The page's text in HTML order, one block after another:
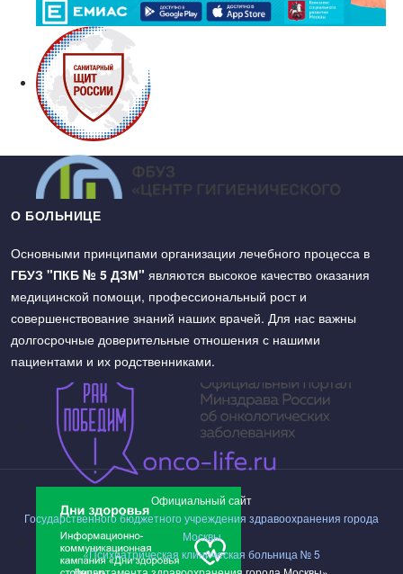
О БОЛЬНИЦЕ
Основными принципами организации лечебного процесса в
ГБУЗ "ПКБ № 5 ДЗМ" являются высокое качество оказания
медицинской помощи, профессиональный рост и
совершенствование знаний наших врачей. Для нас важны
долгосрочные доверительные отношения с нашими
пациентами и их родственниками.
Официальный сайт
Государственного бюджетного учреждения здравоохранения города
Москвы
«Психиатрическая клиническая больница № 5